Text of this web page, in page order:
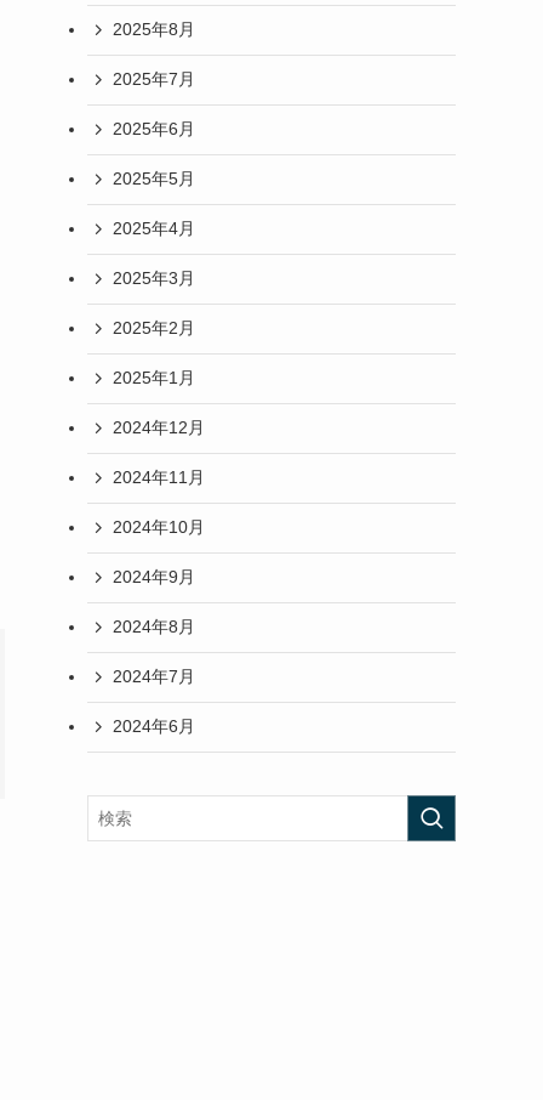
2025年8月
2025年7月
2025年6月
2025年5月
2025年4月
2025年3月
2025年2月
2025年1月
2024年12月
2024年11月
2024年10月
2024年9月
2024年8月
2024年7月
2024年6月